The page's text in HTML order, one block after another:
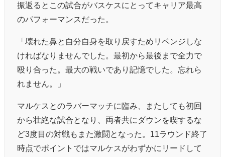
振返るとこの試合がバスケスにとってキャリア最高
のパフォーマンスだった。
「壊れた鼻と自分自身を取り戻すためリベンジしな
ければなりませんでした。最初から最後まで全力で
殴り合った。最大の戦いであり記憶でした。忘れら
れません。」
マルケスとのラバーマッチに臨み、またしても初回
から壮絶な試合となり、両者共にダウンを喫するな
ど3度目の対戦もまた激闘となった。11ラウンド終了
時点でポイントではマルケスがわずかにリードして